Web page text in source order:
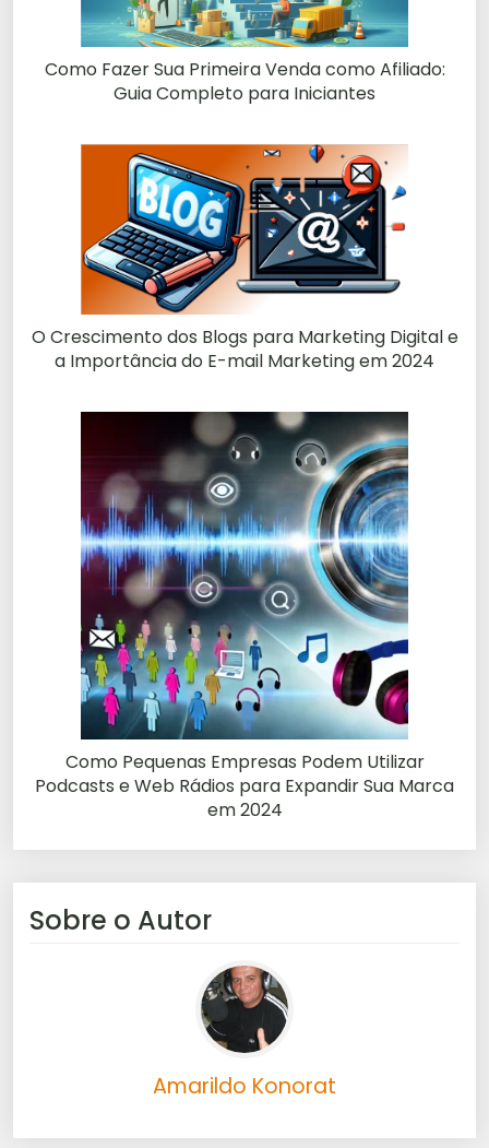
Como Fazer Sua Primeira Venda como Afiliado:
Guia Completo para Iniciantes
O Crescimento dos Blogs para Marketing Digital e
a Importância do E-mail Marketing em 2024
Como Pequenas Empresas Podem Utilizar
Podcasts e Web Rádios para Expandir Sua Marca
em 2024
Sobre o Autor
Amarildo Konorat